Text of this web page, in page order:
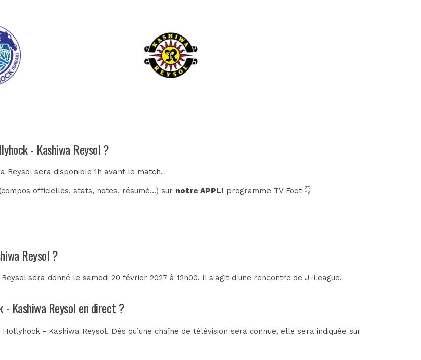
- Kashiwa Reysol ?
Reysol sera disponible 1h avant le match.
officielles, stats, notes, résumé...) sur notre APPLI programme TV Foot 👇
Reysol ?
sera donné le samedi 20 février 2027 à 12h00. Il s'agit d'une rencontre deJ-League.
Kashiwa Reysol en direct ?
- Kashiwa Reysol. Dès qu’une chaîne de télévision sera connue, elle sera indiquée sur